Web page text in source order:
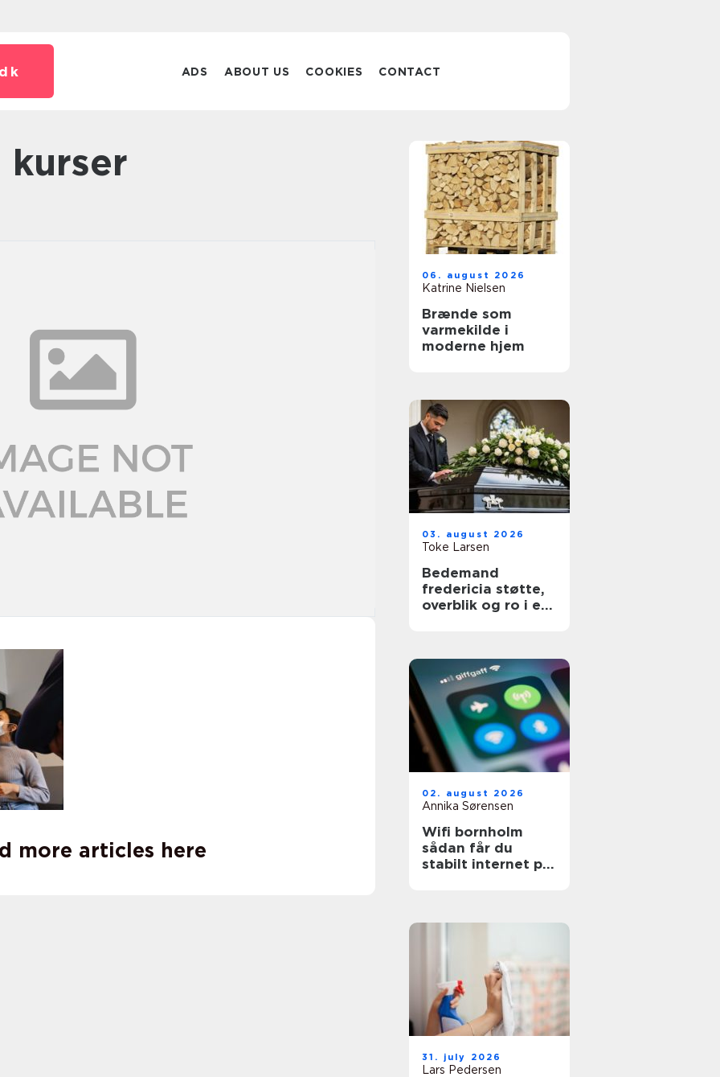
ADS ABOUT US COOKIES CONTACT
kurser
more articles here
06. august 2026
Katrine Nielsen
Brænde som
varmekilde i
moderne hjem
03. august 2026
Toke Larsen
Bedemand
fredericia støtte,
overblik og ro i en
02. august 2026
Annika Sørensen
Wifi bornholm
sådan får du
stabilt internet på
31. july 2026
Lars Pedersen